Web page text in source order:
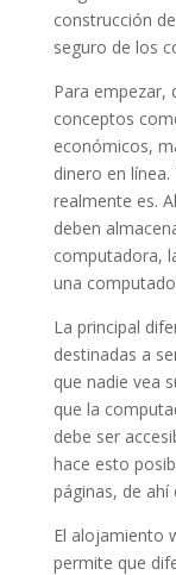
construcción
seguro de los
Para empezar,
conceptos
económicos,
dinero en
realmente es.
deben
computadora,
una
La principal
destinadas a
que nadie vea
que la
debe ser
hace esto
páginas, de
El alojamiento
permite que